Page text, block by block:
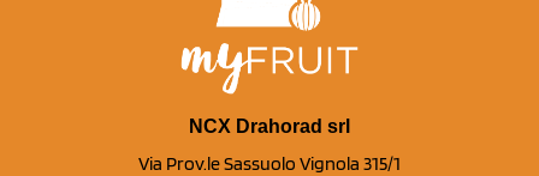
NCX Drahorad srl
Via Prov.le Sassuolo Vignola 315/1